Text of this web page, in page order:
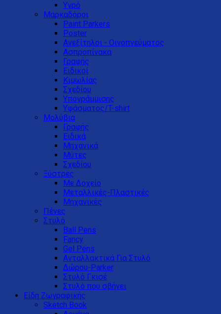
Υγρό
Μαρκαδόροι
Paint Parkers
Poster
Ανεξίτηλοι - Οινοπνεύματος
Ασπροπίνακα
Γραφής
Ειδικοί
Κιμωλίας
Σχεδίου
Υπογράμμισης
Υφάσματος/T-shirt
Μολύβια
Γραφής
Ειδικά
Μηχανικά
Μύτες
Σχεδίου
Ξύστρες
Με Δοχείο
Μεταλλικές-Πλαστικές
Μηχανικές
Πένες
Στυλό
Ball Pens
Fancy
Gel Pens
Ανταλλακτικά Για Στυλό
Δώρου-Parker
Στυλό Γκισέ
Στυλό που σβήνει
Είδη Ζωγραφικής
Sketch Book